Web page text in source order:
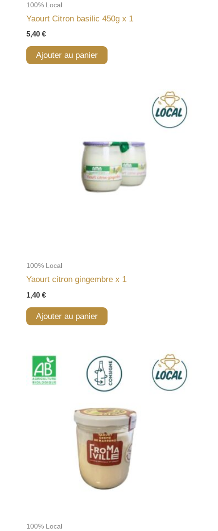
100% Local
Yaourt Citron basilic 450g x 1
5,40 €
Ajouter au panier
100% Local
Yaourt citron gingembre x 1
1,40 €
Ajouter au panier
100% Local